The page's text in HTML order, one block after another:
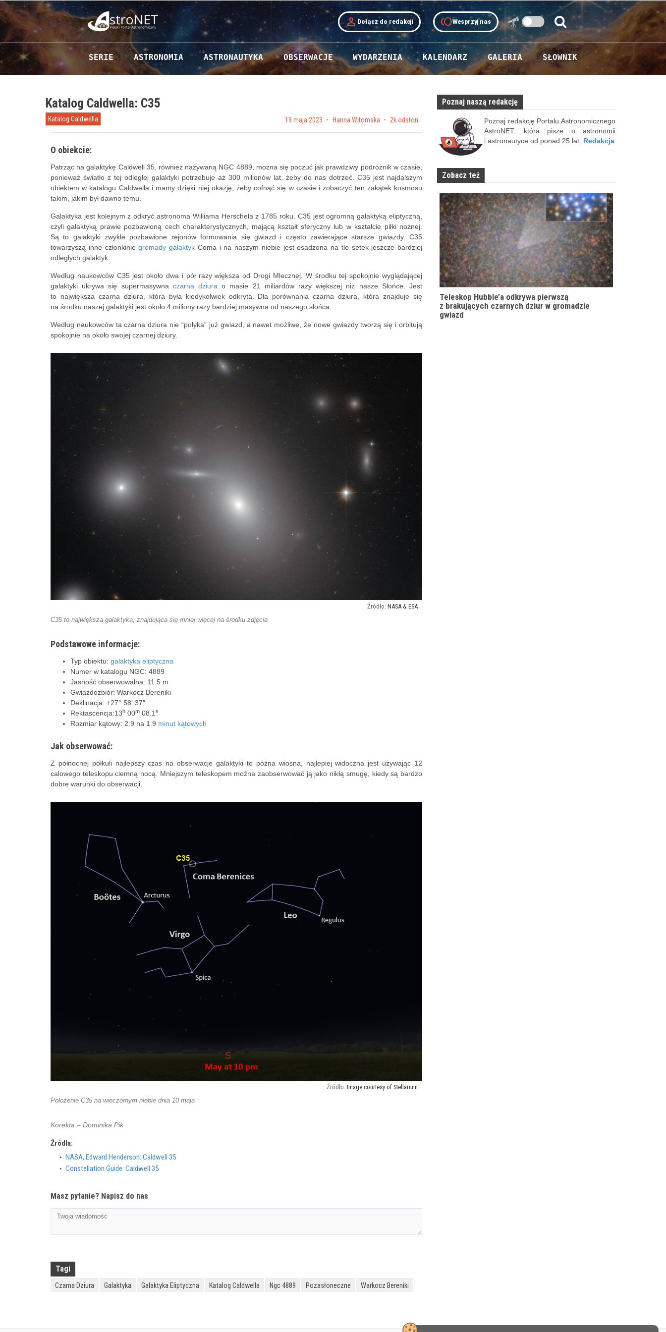
person Dołącz do redakcji tollWesprzyj nas
Szukaj:
Szukaj
Przejdź do zawartości
SERIE ASTRONOMIA ASTRONAUTYKA OBSERWACJE WYDARZENIA KALENDARZ GALERIA SŁOWNIK
Katalog Caldwella: C35
Katalog Caldwella Posted on
19 maja 2023 by Hanna Witomska 2k odsłon
O obiekcie:
Patrząc na galaktykę Caldwell 35, również nazywaną NGC 4889, można się poczuć jak prawdziwy podróżnik w czasie,
ponieważ światło z tej odległej galaktyki potrzebuje aż 300 milionów lat, żeby do nas dotrzeć. C35 jest najdalszym
obiektem w katalogu Caldwella i mamy dzięki niej okazję, żeby cofnąć się w czasie i zobaczyć ten zakątek kosmosu
takim, jakim był dawno temu.
Galaktyka jest kolejnym z odkryć astronoma Williama Herschela z 1785 roku. C35 jest ogromną galaktyką eliptyczną,
czyli galaktyką prawie pozbawioną cech charakterystycznych, mającą kształt sferyczny lub w kształcie piłki nożnej.
Są to galaktyki zwykle pozbawione rejonów formowania się gwiazd i często zawierające starsze gwiazdy. C35
towarzyszą inne członkiniegromady galaktyk Coma i na naszym niebie jest osadzona na tle setek jeszcze bardziej
odległych galaktyk.
Według naukowców C35 jest około dwa i pół razy większa od Drogi Mlecznej. W środku tej spokojnie wyglądającej
galaktyki ukrywa się supermasywna czarna dziura o masie 21 miliardów razy większej niż nasze Słońce. Jest
to największa czarna dziura, która była kiedykolwiek odkryta. Dla porównania czarna dziura, która znajduje się
na środku naszej galaktyki jest około 4 miliony razy bardziej masywna od naszego słońca.
Według naukowców ta czarna dziura nie “połyka” już gwiazd, a nawet możliwe, że nowe gwiazdy tworzą się i orbitują
spokojnie na około swojej czarnej dziury.
NASA & ESA
C35 to największa galaktyka, znajdująca się mniej więcej na środku zdjęcia
Podstawowe informacje:
Typ obiektu: galaktyka eliptyczna
Numer w katalogu NGC: 4889
Jasność obserwowalna: 11.5 m
Gwiazdozbiór: Warkocz Bereniki
Deklinacja: +27° 58′ 37″
Rektascencja:13h 00m 08.1s
Rozmiar kątowy: 2.9 na 1.9 minut kątowych
Jak obserwować:
Z północnej półkuli najlepszy czas na obserwacje galaktyki to późna wiosna, najlepiej widoczna jest używając 12
calowego teleskopu ciemną nocą. Mniejszym teleskopem można zaobserwować ją jako nikłą smugę, kiedy są bardzo
dobre warunki do obserwacji.
Image courtesy of Stellarium
Położenie C35 na wieczornym niebie dnia 10 maja
Korekta – Dominika Pik
Źródła:
NASA, Edward Henderson: Caldwell 35
Constellation Guide: Caldwell 35
Masz pytanie? Napisz do nas
Tagi
Czarna Dziura Galaktyka Galaktyka Eliptyczna Katalog Caldwella Ngc 4889 Pozasłoneczne Warkocz Bereniki
Poznaj naszą redakcję
Poznaj redakcję Portalu Astronomicznego
AstroNET, która pisze o astronomii
i astronautyce od ponad 25 lat. Redakcja
Zobacz też
Teleskop Hubble’a odkrywa pierwszą
z brakujących czarnych dziur w gromadzie
gwiazd